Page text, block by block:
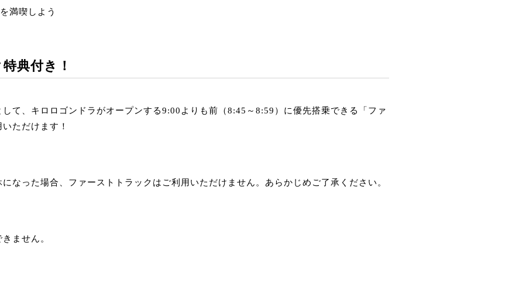
満喫しよう
典付き！
て、キロロゴンドラがオープンする9:00よりも前（8:45～8:59）に優先搭乗できる「ファ
ただけます！
なった場合、ファーストトラックはご利用いただけません。あらかじめご了承ください。
ません。